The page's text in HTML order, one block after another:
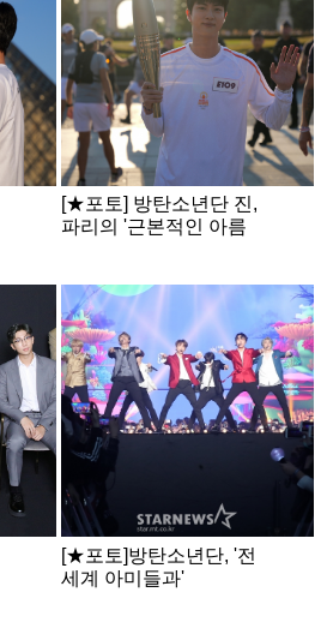
[★포토] 방탄소년단 진,
파리의 '근본적인 아름
[★포토]방탄소년단, '전
세계 아미들과'